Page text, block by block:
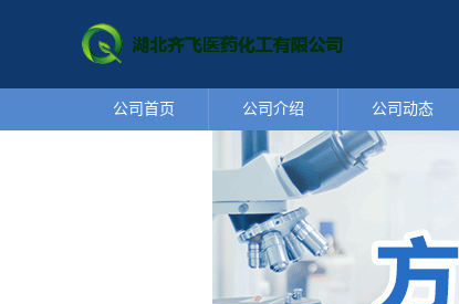
公司首页 公司介绍 公司动态